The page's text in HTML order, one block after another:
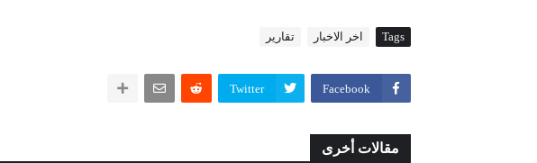
Tags اخر الاخبار تقارير
Facebook
Twitter
مقالات أخرى